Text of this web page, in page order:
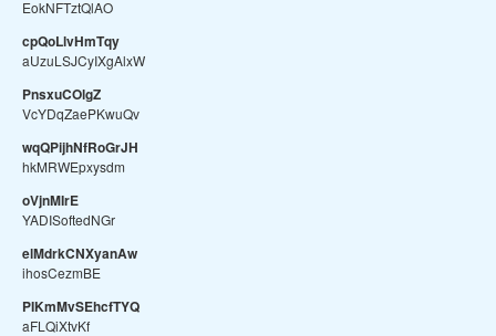
EokNFTztQlAO
cpQoLlvHmTqy
aUzuLSJCyIXgAlxW
PnsxuCOlgZ
VcYDqZaePKwuQv
wqQPijhNfRoGrJH
hkMRWEpxysdm
oVjnMIrE
YADISoftedNGr
elMdrkCNXyanAw
ihosCezmBE
PIKmMvSEhcfTYQ
aFLQiXtvKf